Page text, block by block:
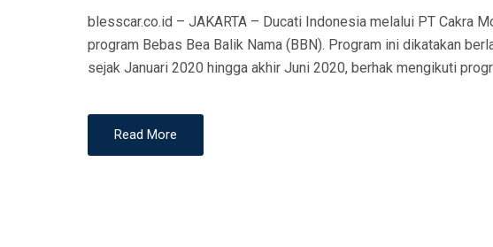
blesscar.co.id – JAKARTA – Ducati Indonesia melalui PT Cakra
program Bebas Bea Balik Nama (BBN). Program ini dikatakan
sejak Januari 2020 hingga akhir Juni 2020, berhak mengikuti
Read More